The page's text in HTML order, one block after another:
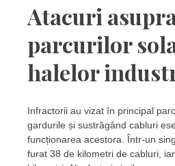
Atacuri asupra
parcurilor
halelor
Infractorii au vizat în principal
gardurile și sustrăgând cabluri
funcționarea acestora. Într-un
furat 38 de kilometri de cabluri,